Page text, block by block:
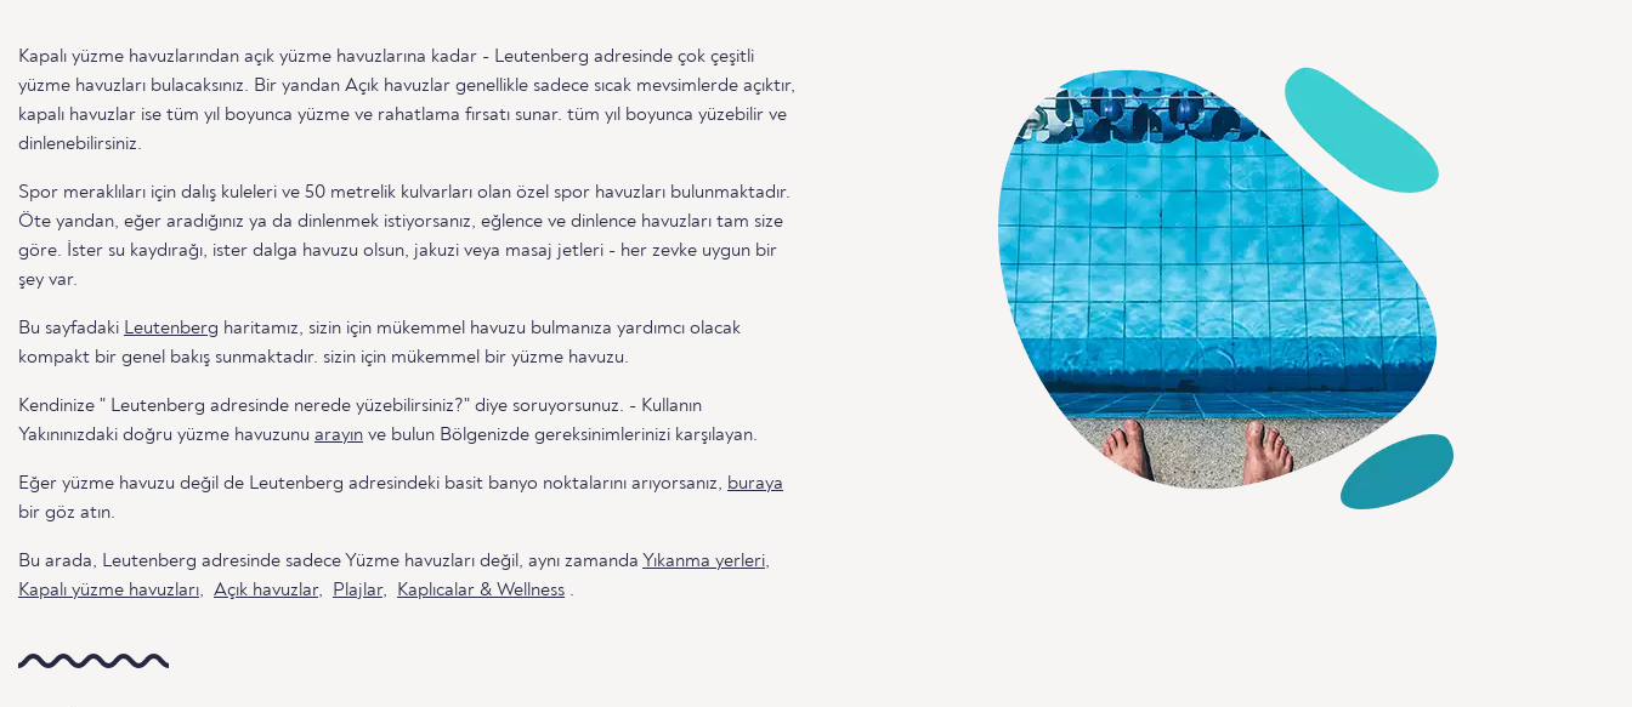
Kapalı yüzme havuzlarından açık yüzme havuzlarına kadar - Leutenberg adresinde çok çeşitli
yüzme havuzları bulacaksınız. Bir yandan Açık havuzlar genellikle sadece sıcak mevsimlerde açıktır,
kapalı havuzlar ise tüm yıl boyunca yüzme ve rahatlama fırsatı sunar. tüm yıl boyunca yüzebilir ve
dinlenebilirsiniz.
Spor meraklıları için dalış kuleleri ve 50 metrelik kulvarları olan özel spor havuzları bulunmaktadır.
Öte yandan, eğer aradığınız ya da dinlenmek istiyorsanız, eğlence ve dinlence havuzları tam size
göre. İster su kaydırağı, ister dalga havuzu olsun, jakuzi veya masaj jetleri - her zevke uygun bir
şey var.
Bu sayfadaki Leutenberg haritamız, sizin için mükemmel havuzu bulmanıza yardımcı olacak
kompakt bir genel bakış sunmaktadır. sizin için mükemmel bir yüzme havuzu.
Kendinize " Leutenberg adresinde nerede yüzebilirsiniz?" diye soruyorsunuz. - Kullanın
Yakınınızdaki doğru yüzme havuzunu arayın ve bulun Bölgenizde gereksinimlerinizi karşılayan.
Eğer yüzme havuzu değil de Leutenberg adresindeki basit banyo noktalarını arıyorsanız, buraya
bir göz atın.
Bu arada, Leutenberg adresinde sadece Yüzme havuzları değil, aynı zamanda Yıkanma yerleri,
Kapalı yüzme havuzları, Açık havuzlar, Plajlar, Kaplıcalar & Wellness .